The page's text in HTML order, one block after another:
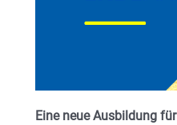
Eine neue Ausbildung